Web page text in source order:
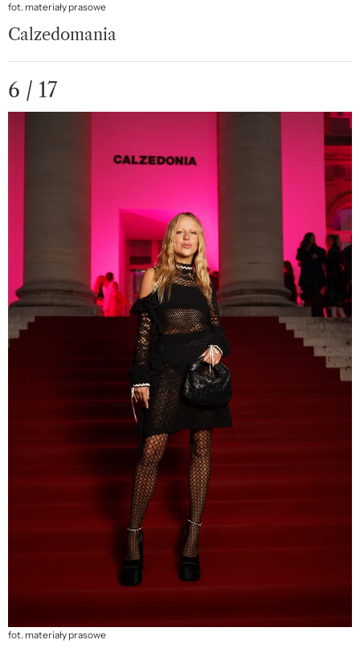
fot. materiały prasowe
Calzedomania
6 / 17
fot. materiały prasowe